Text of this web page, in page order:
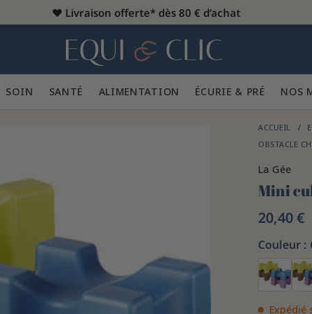
♥️ Livraison offerte* dès 80 € d’achat
Home
SOIN 🪮 SANTÉ ✨ ALIMENTATION 🥕 ÉCURIE & PRÉ 🍃 NOS
ACCUEIL
OBSTACLE
La Gée
Mini
20,40 €
Couleur :
Expédié